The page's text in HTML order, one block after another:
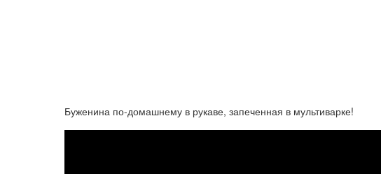
Буженина по-домашнему в рукаве, запеченная в мультиварке!